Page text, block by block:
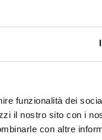
funzionalità dei
il nostro sito con i
con altre
-